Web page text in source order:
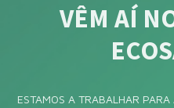
VÊM AÍ
ESTAMOS A TRABALHAR